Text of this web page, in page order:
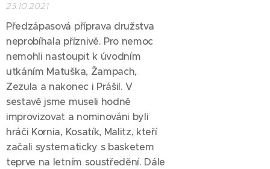
23.10.2021
Předzápasová příprava družstva
neprobíhala příznivě. Pro nemoc
nemohli nastoupit k úvodním
utkáním Matuška, Žampach,
Zezula a nakonec i Prášil. V
sestavě jsme museli hodně
improvizovat a nominováni byli
hráči Kornia, Kosatík, Malitz, kteří
začali systematicky s basketem
teprve na letním soustředění. Dále